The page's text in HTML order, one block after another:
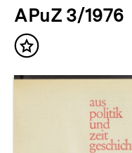
APuZ 3/1976
Inhalt